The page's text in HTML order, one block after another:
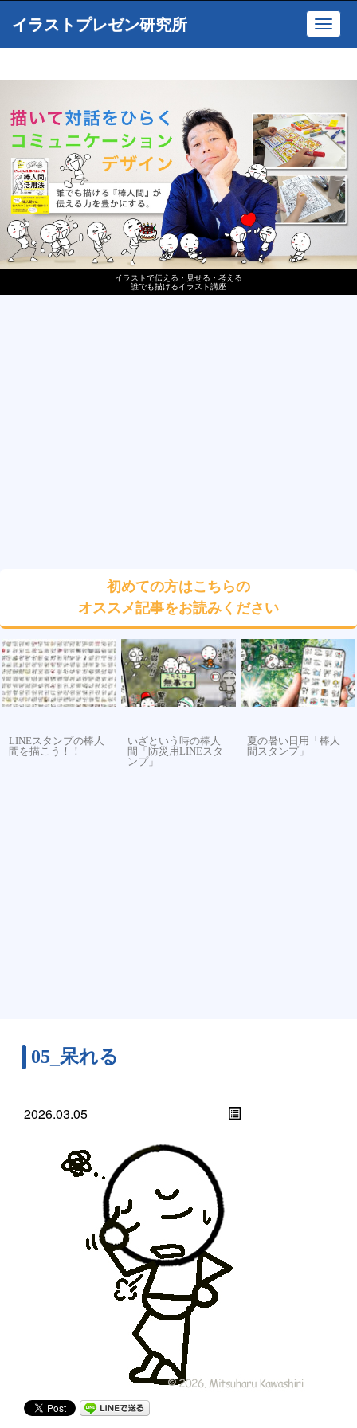
イラストで伝える・見せる・考える
誰でも描けるイラスト講座
イラストプレゼン研究所
初めての方はこちらの
オススメ記事をお読みください
LINEスタンプの棒人
間を描こう！！
いざという時の棒人
間「防災用LINEスタ
ンプ」
夏の暑い日用「棒人
間スタンプ」
05_呆れる
2026.03.05